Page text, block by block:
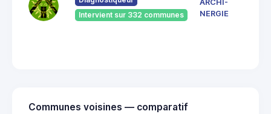
Intervient sur 332 communes
ARCHI-
NERGIE
Communes voisines — comparatif